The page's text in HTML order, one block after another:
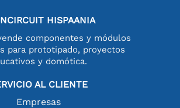
HISPAANIA
componentes y módulos
para prototipado, proyectos
y domótica.
AL CLIENTE
Empresas